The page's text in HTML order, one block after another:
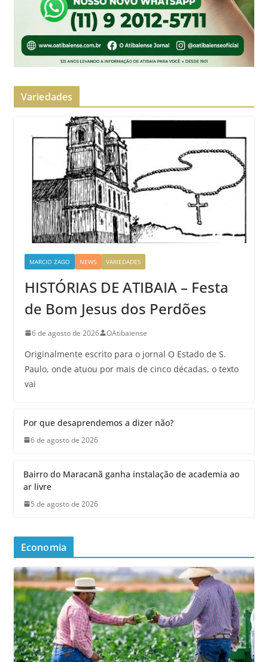
Variedades
MARCIO ZAGO NEWS VARIEDADES
HISTÓRIAS DE ATIBAIA – Festa
de Bom Jesus dos Perdões
6 de agosto de 2026 OAtibaiense
Originalmente escrito para o jornal O Estado de S.
Paulo, onde atuou por mais de cinco décadas, o texto
vai
Por que desaprendemos a dizer não?
6 de agosto de 2026
Bairro do Maracanã ganha instalação de academia ao
ar livre
5 de agosto de 2026
Economia